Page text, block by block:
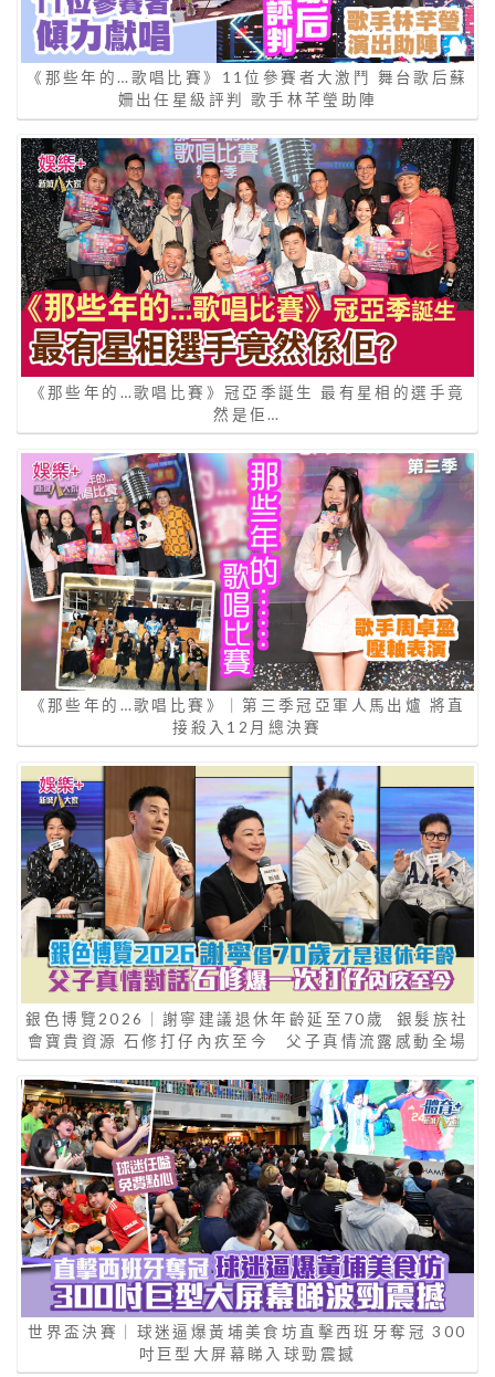
《那些年的…歌唱比賽》11位參賽者大激鬥 舞台歌后蘇
姍出任星級評判 歌手林芊瑩助陣
《那些年的…歌唱比賽》冠亞季誕生 最有星相的選手竟
然是佢…
《那些年的…歌唱比賽》｜第三季冠亞軍人馬出爐 將直
接殺入12月總決賽
銀色博覽2026｜謝寧建議退休年齡延至70歲 銀髮族社
會寶貴資源 石修打仔內疚至今 父子真情流露感動全場
世界盃決賽｜球迷逼爆黃埔美食坊直擊西班牙奪冠 300
吋巨型大屏幕睇入球勁震撼